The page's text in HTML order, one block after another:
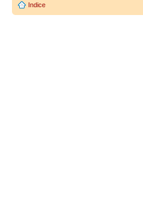
Indice